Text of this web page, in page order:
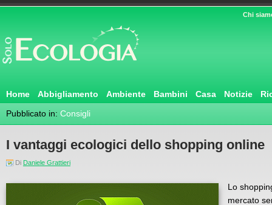
Chi
Home Abbigliamento Ambiente Bambini Casa Notizie
Pubblicato in: Consigli
I vantaggi ecologici dello shopping online
Di Daniele Grattieri
Lo
mercato